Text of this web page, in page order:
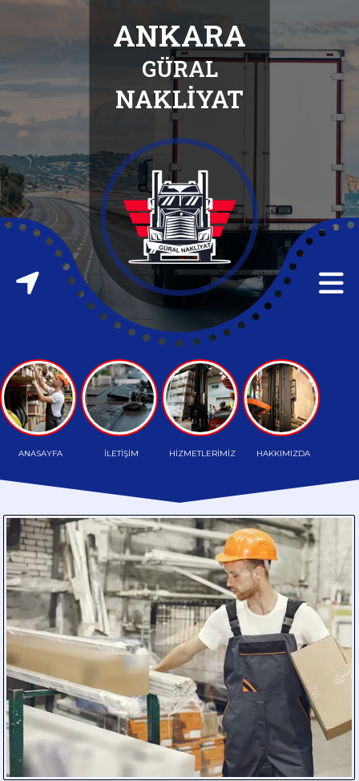
HAKKIMIZDA
HİZMETLERİMİZ
İLETİŞİM
FABRİKA
TAŞIMA
TAŞIMA
HAFRİYAT
TAŞIMA
TAŞIMA
HAMMADDE
TAŞIMA
PARÇA
YÜK
TAŞIMA
DÖKME
YÜK
TAŞIMA
ANKARA
GÜRAL
NAKLİYAT
ANASAYFA İLETİŞİM HİZMETLERİMİZ HAKKIMIZDA